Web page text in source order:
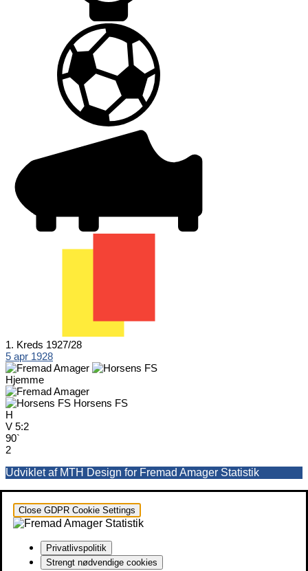
1. Kreds 1927/28
5 apr 1928
Hjemme
Horsens FS
H
V 5:2
90`
2
Udviklet af MTH Design for Fremad Amager Statistik
Close GDPR Cookie Settings
Privatlivspolitik
Strengt nødvendige cookies